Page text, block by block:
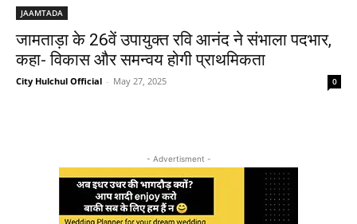
JAAMTADA
जामताड़ा के 26वें उपायुक्त रवि आनंद ने संभाला पदभार,
कहा- विकास और समन्वय होगी प्राथमिकता
City Hulchul Official - May 27, 2025 0
- Advertisment -